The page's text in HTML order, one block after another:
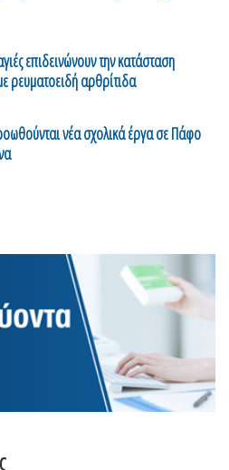
επιδεινώνουν την κατάσταση
ρευματοειδή αρθρίτιδα
νέα σχολικά έργα σε Πάφο